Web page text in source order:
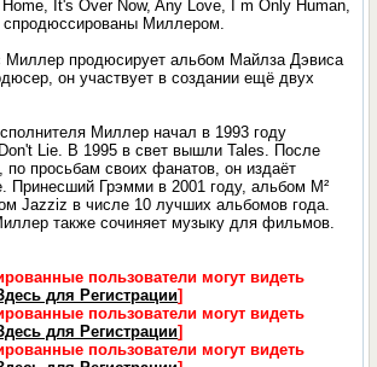
It's Over Now, Any Love, I m Only Human,
Миллером.
Миллер продюсирует альбом Майлза Дэвиса
он участвует в создании ещё двух
Миллер начал в 1993 году
Lie. В 1995 в свет вышли Tales. После
по просьбам своих фанатов, он издаёт
Принесший Грэмми в 2001 году, альбом М²
Jazziz в числе 10 лучших альбомов года.
также сочиняет музыку для фильмов.
пользователи могут видеть
для Регистрации]
пользователи могут видеть
для Регистрации]
пользователи могут видеть